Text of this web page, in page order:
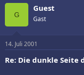
G
Guest
Gast
14. Juli 2001
Re: Die dunkle Seite